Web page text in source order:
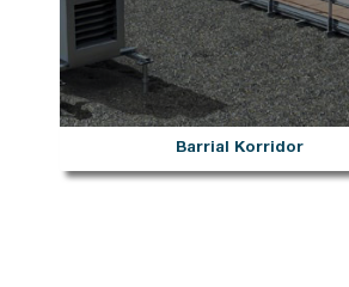
Barrial Korridor